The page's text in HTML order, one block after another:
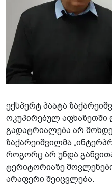
ექსპერტ პაატა
ოკუპირებულ
გადატრიალება არ
ზაქარეიშვილმა
როგორც არ უნდა
ტერიტორიაზე
არაფერი შეიცვლება.